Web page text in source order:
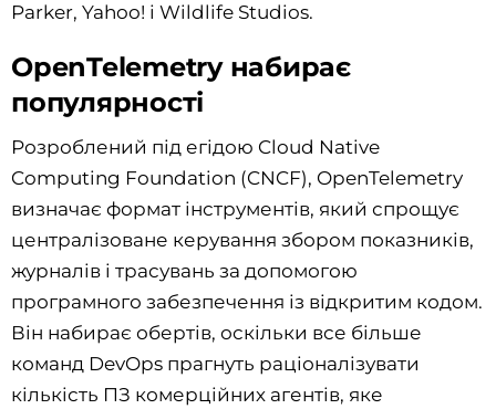
Parker, Yahoo! і Wildlife Studios.
OpenTelemetry набирає
популярності
Розроблений під егідою Cloud Native
Computing Foundation (CNCF), OpenTelemetry
визначає формат інструментів, який спрощує
централізоване керування збором показників,
журналів і трасувань за допомогою
програмного забезпечення із відкритим кодом.
Він набирає обертів, оскільки все більше
команд DevOps прагнуть раціоналізувати
кількість ПЗ комерційних агентів, яке